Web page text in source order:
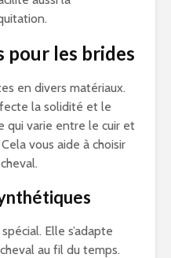
pour les brides
en divers matériaux.
la solidité et le
qui varie entre le cuir et
vous aide à choisir
Elle s’adapte
au fil du temps.